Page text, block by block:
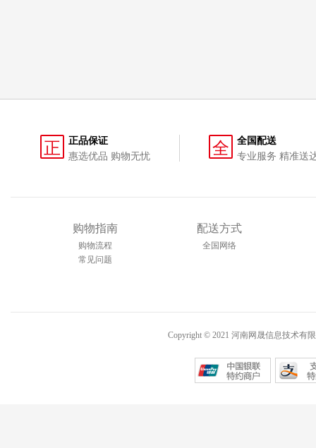
正
正品保证
惠选优品 购物无忧
全
全国配送
专业服务 精准送
购物指南
购物流程
常见问题
配送方式
全国网络
Copyright © 2021 河南网晟信息技术有